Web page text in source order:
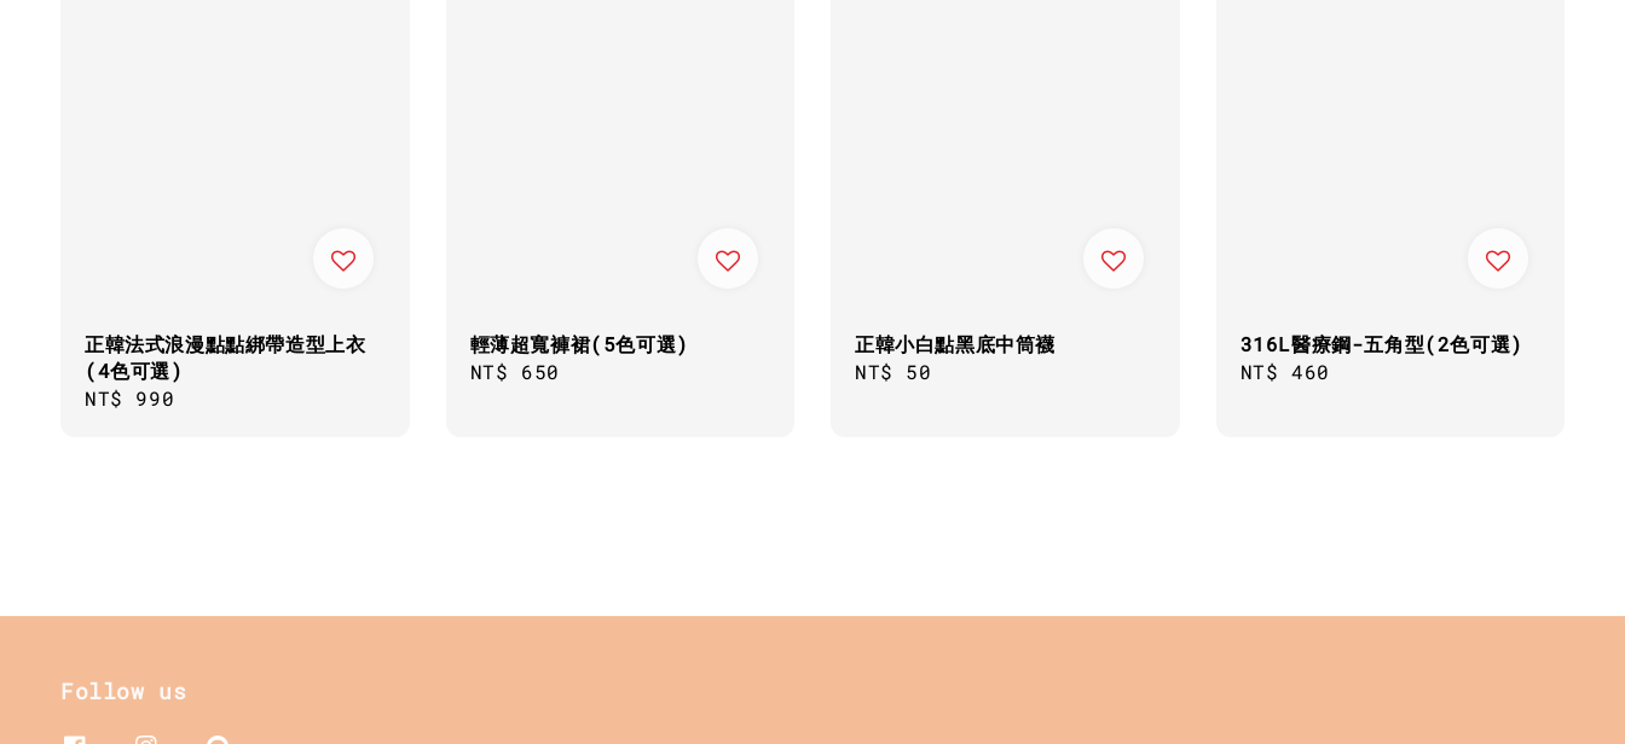
正韓法式浪漫點點綁帶造型上衣
(4色可選)
Regular
NT$ 990
輕薄超寬褲裙(5色可選)
Regular
NT$ 650
正韓小白點黑底中筒襪
Regular
NT$ 50
316L醫療鋼-五角型(2色可選)
Regular
NT$ 460
Follow us